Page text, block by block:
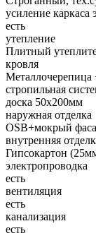
усиление каркаса
есть
утепление
Плитный
кровля
Металлочерепица
стропильная
доска 50х200мм
наружная отделка
OSB+мокрый
внутренняя
Гипсокартон
электропроводка
есть
вентиляция
есть
канализация
есть